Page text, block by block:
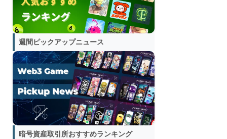
週間ピックアップニュース
暗号資産取引所おすすめランキング